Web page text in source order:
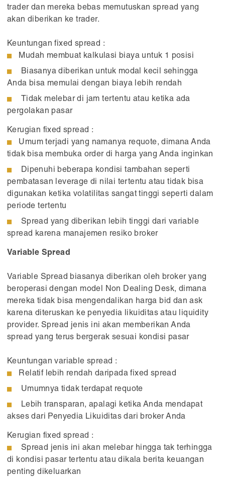
trader dan mereka bebas memutuskan spread yang
akan diberikan ke trader.
Keuntungan fixed spread :
Mudah membuat kalkulasi biaya untuk 1 posisi
Biasanya diberikan untuk modal kecil sehingga
Anda bisa memulai dengan biaya lebih rendah
Tidak melebar di jam tertentu atau ketika ada
pergolakan pasar
Kerugian fixed spread :
Umum terjadi yang namanya requote, dimana Anda
tidak bisa membuka order di harga yang Anda inginkan
Dipenuhi beberapa kondisi tambahan seperti
pembatasan leverage di nilai tertentu atau tidak bisa
digunakan ketika volatilitas sangat tinggi seperti dalam
periode tertentu
Spread yang diberikan lebih tinggi dari variable
spread karena manajemen resiko broker
Variable Spread
Variable Spread biasanya diberikan oleh broker yang
beroperasi dengan model Non Dealing Desk, dimana
mereka tidak bisa mengendalikan harga bid dan ask
karena diteruskan ke penyedia likuiditas atau liquidity
provider. Spread jenis ini akan memberikan Anda
spread yang terus bergerak sesuai kondisi pasar
Keuntungan variable spread :
Relatif lebih rendah daripada fixed spread
Umumnya tidak terdapat requote
Lebih transparan, apalagi ketika Anda mendapat
akses dari Penyedia Likuiditas dari broker Anda
Kerugian fixed spread :
Spread jenis ini akan melebar hingga tak terhingga
di kondisi pasar tertentu atau dikala berita keuangan
penting dikeluarkan